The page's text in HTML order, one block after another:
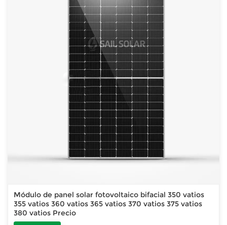
Módulo de panel solar fotovoltaico bifacial 350 vatios
355 vatios 360 vatios 365 vatios 370 vatios 375 vatios
380 vatios Precio